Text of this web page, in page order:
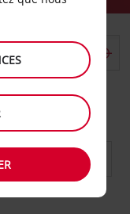
RETOUR